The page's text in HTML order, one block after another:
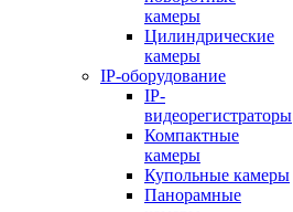
камеры
Цилиндрические
камеры
IP-оборудование
IP-
видеорегистраторы
Компактные
камеры
Купольные камеры
Панорамные